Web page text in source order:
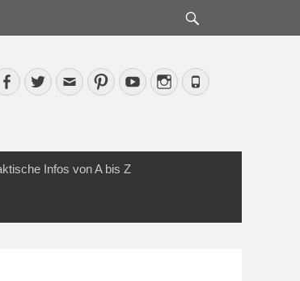
Facebook
TwitterEmailPinterestYouTubeInstagram
Phone
Infos von A bis Z